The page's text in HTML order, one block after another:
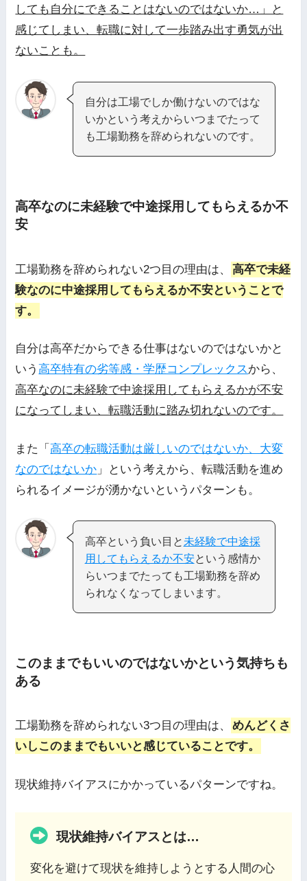
しても自分にできることはないのではないか…」と
感じてしまい、転職に対して一歩踏み出す勇気が出
ないことも。
自分は工場でしか働けないのではな
いかという考えからいつまでたって
も工場勤務を辞められないのです。
高卒なのに未経験で中途採用してもらえるか不
安
工場勤務を辞められない2つ目の理由は、
高卒で未経
験なのに中途採用してもらえるか不安ということで
す。
自分は高卒だからできる仕事はないのではないかと
いう 高卒特有の劣等感・学歴コンプレックスから、
高卒なのに未経験で中途採用してもらえるかが不安
になってしまい、転職活動に踏み切れないのです。
また「高卒の転職活動は厳しいのではないか、大変
なのではないか 」という考えから、転職活動を進め
られるイメージが湧かないというパターンも。
高卒という負い目と 未経験で中途採
用してもらえるか不安という感情か
らいつまでたっても工場勤務を辞め
られなくなってしまいます。
このままでもいいのではないかという気持ちも
ある
工場勤務を辞められない3つ目の理由は、
めんどくさ
いしこのままでもいいと感じていることです。
現状維持バイアスにかかっているパターンですね。
現状維持バイアスとは…
変化を避けて現状を維持しようとする人間の心